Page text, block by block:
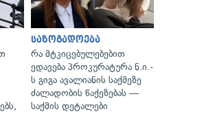
საზოგადოება
რა მტკიცებულებებით
ედავება პროკურატურა ნ.ი.-
ს გიგა ავალიანის საქმეზე
ძალადობის წაქეზებას —
საქმის დეტალები